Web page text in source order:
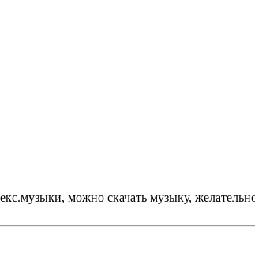
можно скачать музыку,